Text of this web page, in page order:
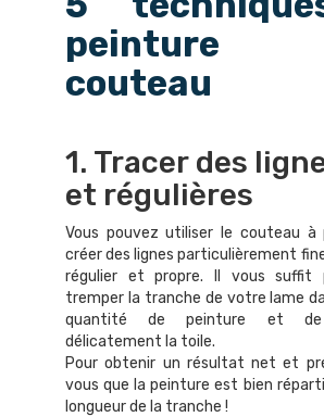
couteau
1. Tracer des
et régulières
Vous pouvez utiliser le couteau à
créer des lignes particulièrement
régulier et propre. Il vous suffit
tremper la tranche de votre lame
quantité de peinture et de
délicatement la toile.
Pour obtenir un résultat net et
vous que la peinture est bien
longueur de la tranche !